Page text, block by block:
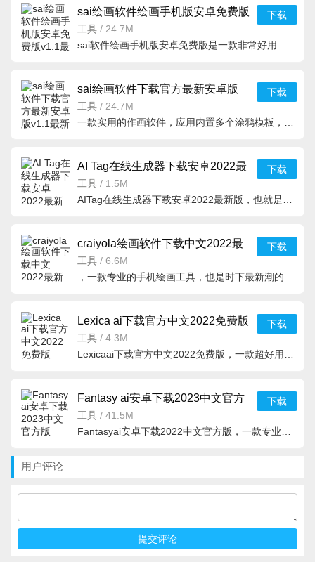
sai绘画软件绘画手机版安卓免费版
v1.1最新安卓版
工具 / 24.7M
下载
sai绘画软件下载官方最新安卓版
v1.1最新版
工具 / 24.7M
下载
AI Tag在线生成器下载安卓2022最
新版v1.0.0手机版
工具 / 1.5M
下载
craiyola绘画软件下载中文2022最
新版v1.0.1安卓版
工具 / 6.6M
下载
Lexica ai下载官方中文2022免费版
1.2.0最新版
工具 / 4.3M
下载
Fantasy ai安卓下载2023中文官方
版v2.8.5最新版
工具 / 41.5M
下载
用户评论